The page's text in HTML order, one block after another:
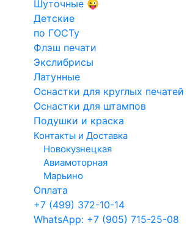
Шуточные 😜
Детские
по ГОСТу
Флэш печати
Экслибрисы
Латунные
Оснастки для круглых печатей
Оснастки для штампов
Подушки и краска
Контакты и Доставка
Новокузнецкая
Авиамоторная
Марьино
Оплата
+7 (499) 372-10-14
WhatsApp: +7 (905) 715-25-08
на заказ
Факсимиле
Для такси
Кадастровый
инженер
Арб.
управляющий
Введите данные для макета
Выбор технологии изготовления
Клише из полимера
гарантия 1 год
Сроки изготовления
.08.2026
После 11:00